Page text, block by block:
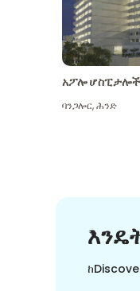
አፖሎ ሆስፒታሎች
ባንጋሎር,ሕንድ